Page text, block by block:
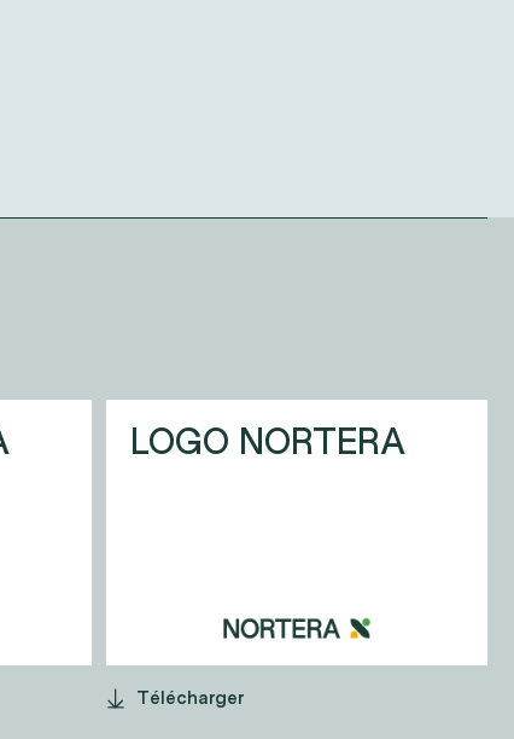
LOGO NORTERA
Télécharger